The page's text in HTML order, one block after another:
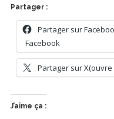
Partager :
Partager sur
Facebook
Partager sur
J’aime ça :